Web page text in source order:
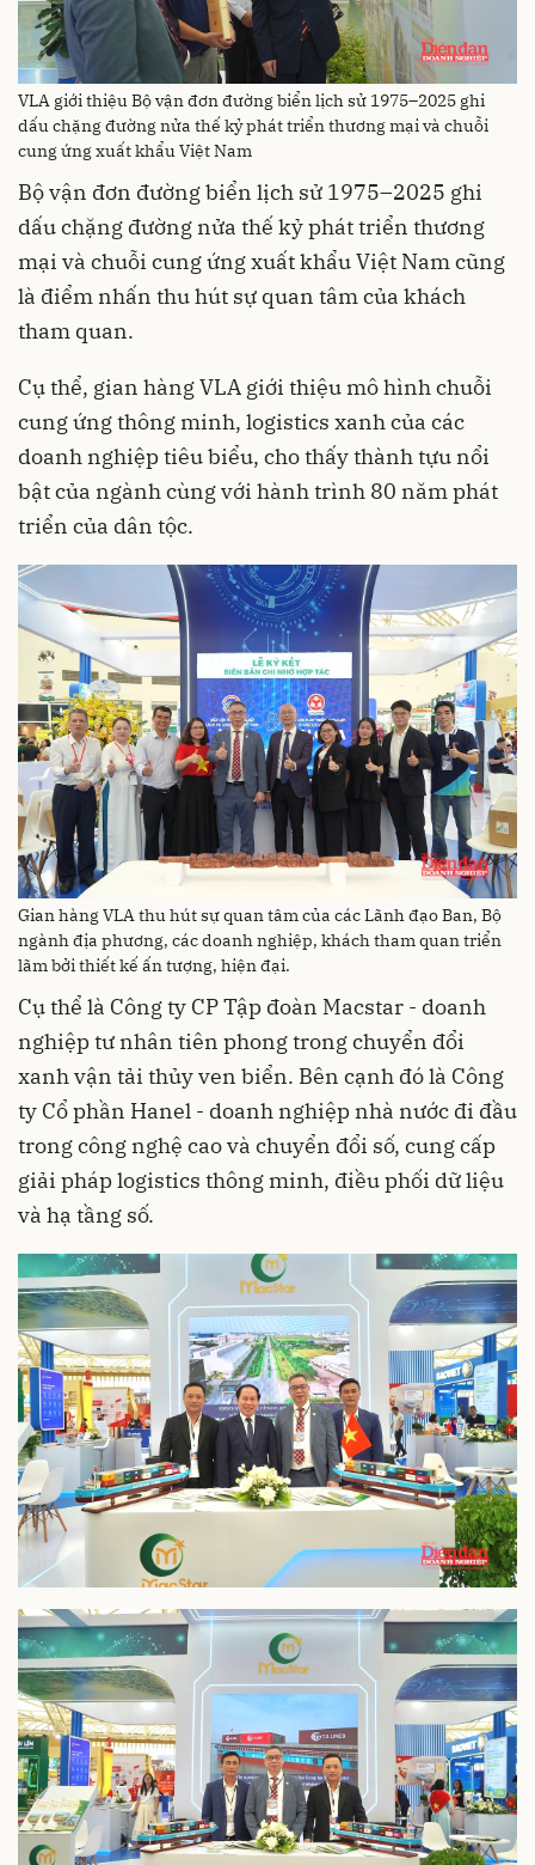
VLA giới thiệu Bộ vận đơn đường biển lịch sử 1975–2025 ghi
dấu chặng đường nửa thế kỷ phát triển thương mại và chuỗi
cung ứng xuất khẩu Việt Nam
Bộ vận đơn đường biển lịch sử 1975–2025 ghi
dấu chặng đường nửa thế kỷ phát triển thương
mại và chuỗi cung ứng xuất khẩu Việt Nam cũng
là điểm nhấn thu hút sự quan tâm của khách
tham quan.
Cụ thể, gian hàng VLA giới thiệu mô hình chuỗi
cung ứng thông minh, logistics xanh của các
doanh nghiệp tiêu biểu, cho thấy thành tựu nổi
bật của ngành cùng với hành trình 80 năm phát
triển của dân tộc.
Gian hàng VLA thu hút sự quan tâm của các Lãnh đạo Ban, Bộ
ngành địa phương, các doanh nghiệp, khách tham quan triển
lãm bởi thiết kế ấn tượng, hiện đại.
Cụ thể là Công ty CP Tập đoàn Macstar - doanh
nghiệp tư nhân tiên phong trong chuyển đổi
xanh vận tải thủy ven biển. Bên cạnh đó là Công
ty Cổ phần Hanel - doanh nghiệp nhà nước đi đầu
trong công nghệ cao và chuyển đổi số, cung cấp
giải pháp logistics thông minh, điều phối dữ liệu
và hạ tầng số.